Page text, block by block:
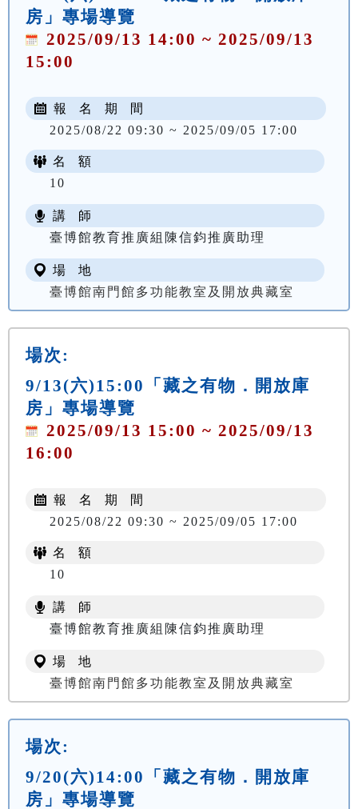
房」專場導覽
2025/09/13 14:00 ~ 2025/09/13
15:00
報 名 期 間
2025/08/22 09:30 ~ 2025/09/05 17:00
名 額
10
講 師
臺博館教育推廣組陳信鈞推廣助理
場 地
臺博館南門館多功能教室及開放典藏室
場次:
9/13(六)15:00「藏之有物．開放庫
房」專場導覽
2025/09/13 15:00 ~ 2025/09/13
16:00
報 名 期 間
2025/08/22 09:30 ~ 2025/09/05 17:00
名 額
10
講 師
臺博館教育推廣組陳信鈞推廣助理
場 地
臺博館南門館多功能教室及開放典藏室
場次:
9/20(六)14:00「藏之有物．開放庫
房」專場導覽